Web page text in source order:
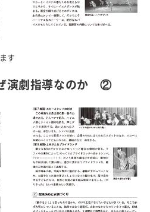
す
演劇指導なのか ②